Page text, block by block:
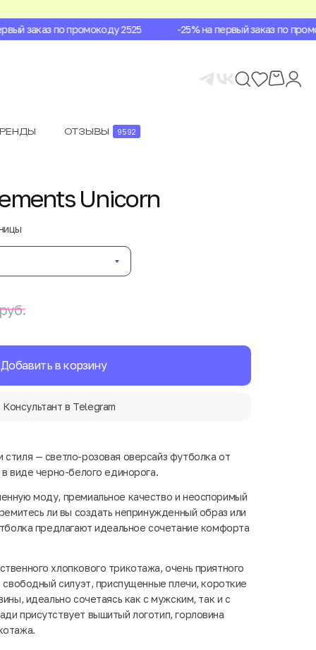
заказ по промокоду 2525 -25% на первый заказ по
ОТЗЫВЫ 9592
Unicorn
Добавить в корзину
Консультант в Telegram
— светло-розовая оверсайз футболка от
виде черно-белого единорога.
моду, премиальное качество и неоспоримый
ли вы создать непринужденный образ или
предлагают идеальное сочетание комфорта
хлопкового трикотажа, очень приятного
силуэт, приспущенные плечи, короткие
идеально сочетаясь как с мужским, так и с
присутствует вышитый логотип, горловина